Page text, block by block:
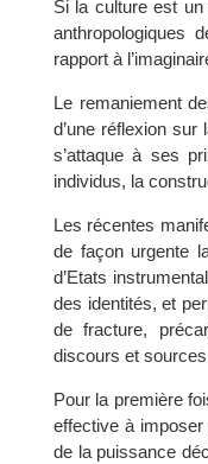
Si la culture est
anthropologiques
rapport à
Le remaniement
d’une réflexion
s’attaque à ses
individus, la
Les récentes
de façon urgente
d’Etats
des identités, et
de fracture,
discours et
Pour la première
effective à
de la puissance